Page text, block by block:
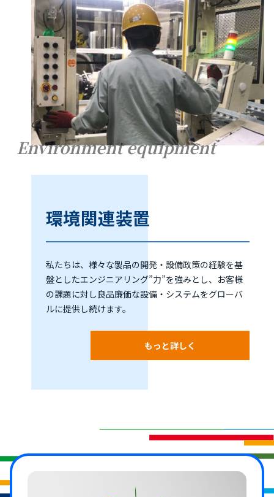
Environment equipment
環境関連装置
私たちは、様々な製品の開発・設備政策の経験を基
盤としたエンジニアリング”力”を強みとし、お客様
の課題に対し良品廉価な設備・システムをグローバ
ルに提供し続けます。
もっと詳しく